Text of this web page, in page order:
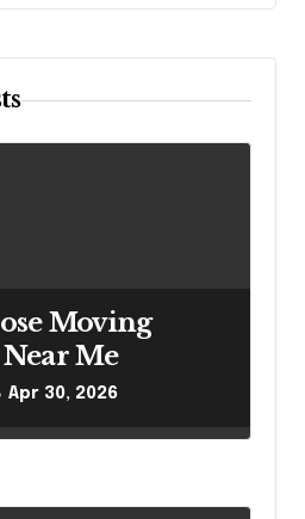
Moving
Me
Apr 30, 2026